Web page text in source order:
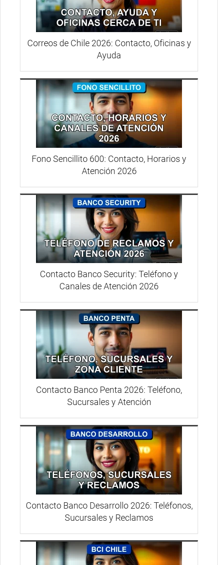
Correos de Chile 2026: Contacto, Oficinas y
Ayuda
Fono Sencillito 600: Contacto, Horarios y
Atención 2026
Contacto Banco Security: Teléfono y
Canales de Atención 2026
Contacto Banco Penta 2026: Teléfono,
Sucursales y Atención
Contacto Banco Desarrollo 2026: Teléfonos,
Sucursales y Reclamos